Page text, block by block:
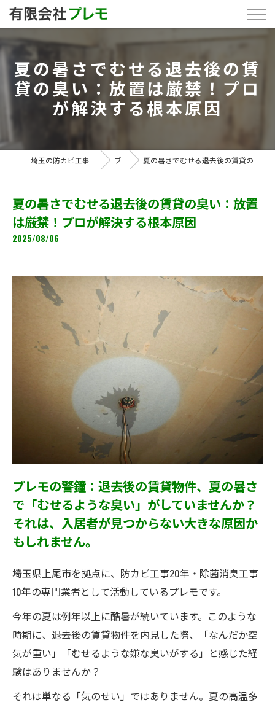
夏の暑さでむせる退去後の賃
貸の臭い：放置は厳禁！プロ
が解決する根本原因
ブログ 夏の暑さでむせる退去後の賃貸の臭い：放置は厳禁！プロが解決する根本原因
夏の暑さでむせる退去後の賃貸の臭い：放置
は厳禁！プロが解決する根本原因
2025/08/06
プレモの警鐘：退去後の賃貸物件、夏の暑さ
で「むせるような臭い」がしていませんか？
それは、入居者が見つからない大きな原因か
もしれません。
埼玉県上尾市を拠点に、防カビ工事20年・除菌消臭工事
10年の専門業者として活動しているプレモです。
今年の夏は例年以上に酷暑が続いています。このような
時期に、退去後の賃貸物件を内見した際、「なんだか空
気が重い」「むせるような嫌な臭いがする」と感じた経
験はありませんか？
それは単なる「気のせい」ではありません。夏の高温多